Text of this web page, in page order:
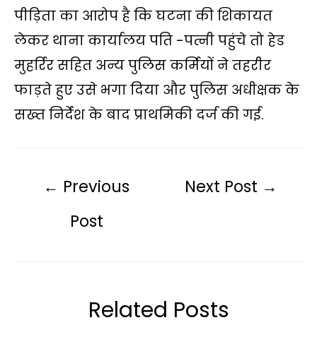
पीड़िता का आरोप है कि घटना की शिकायत
लेकर थाना कार्यालय पति -पत्नी पहुंचे तो हेड
मुहर्रिर सहित अन्य पुलिस कर्मियों ने तहरीर
फाड़ते हुए उसे भगा दिया और पुलिस अधीक्षक के
सख्त निर्देश के बाद प्राथमिकी दर्ज की गई.
← Previous
Post
Next Post →
Related Posts